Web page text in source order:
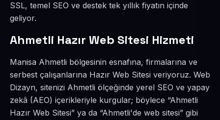
SSL, temel SEO ve destek tek yıllık fiyatın içinde
geliyor.
Ahmetli Hazır Web Sitesi Hizmeti
Manisa Ahmetli bölgesinin esnafına, firmalarına ve
serbest çalışanlarına Hazır Web Sitesi veriyoruz. Web
Dizayn, sitenizi Ahmetli ölçeğinde yerel SEO ve yapay
zekâ (AEO) içerikleriyle kurgular; böylece “Ahmetli
Hazır Web Sitesi” ya da “Ahmetli'de web sitesi” gibi